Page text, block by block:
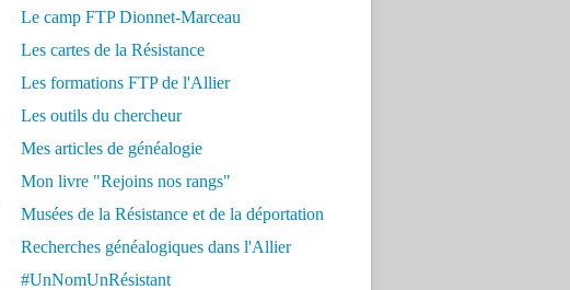
Le camp FTP Dionnet-Marceau
Les cartes de la Résistance
Les formations FTP de l'Allier
Les outils du chercheur
Mes articles de généalogie
Mon livre "Rejoins nos rangs"
Musées de la Résistance et de la déportation
Recherches généalogiques dans l'Allier
#UnNomUnRésistant